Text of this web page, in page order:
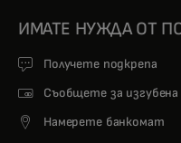
ИМАТЕ НУЖДА ОТ
Получете подкрепа
Съобщете за
Намерете банкомат